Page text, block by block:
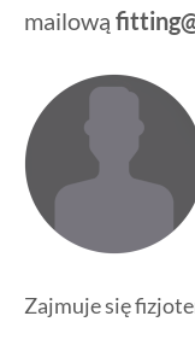
mailową
Zajmuje się